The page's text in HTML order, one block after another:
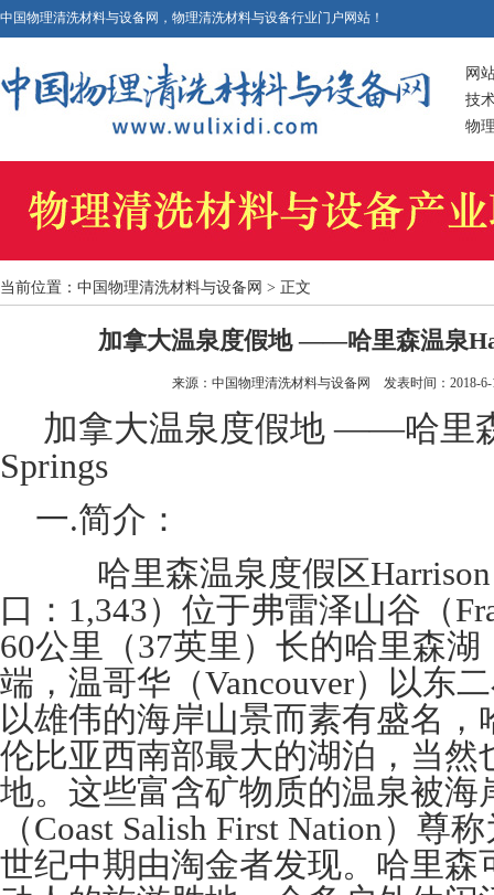
中国物理清洗材料与设备网，物理清洗材料与设备行业门户网站！
网
技
物
当前位置： 中国物理清洗材料与设备网 > 正文
加拿大温泉度假地 ——哈里森温泉
来源：中国物理清洗材料与设备网 发表时间：2018-
加拿大温泉度假地 ——哈里
Springs
一.简介：
哈里森温泉度假区Harrison
口：1,343）位于弗雷泽山谷（
60公里（37英里）长的哈里森湖
端，温哥华（Vancouver）以东
以雄伟的海岸山景而素有盛名，
伦比亚西南部最大的湖泊，当然
地。这些富含矿物质的温泉被海
（Coast Salish First Nation）尊
世纪中期由淘金者发现。哈里森